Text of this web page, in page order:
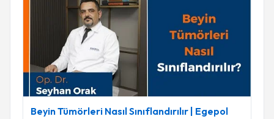
Beyin Tümörleri Nasıl Sınıflandırılır | Egepol